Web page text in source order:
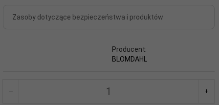
Zasoby dotyczące bezpieczeństwa i produktów
Producent:
BLOMDAHL